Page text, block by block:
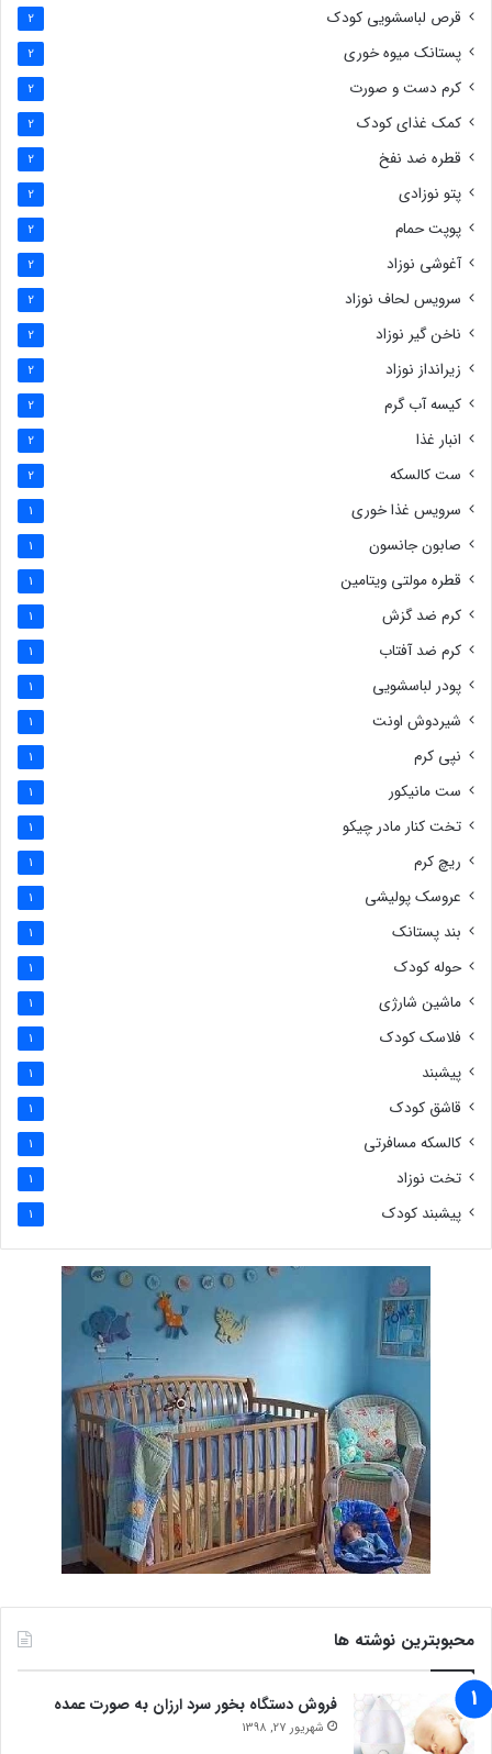
قرص لباسشویی کودک 2
پستانک میوه خوری 2
کرم دست و صورت 2
کمک غذای کودک 2
قطره ضد نفخ 2
پتو نوزادی 2
پوپت حمام 2
آغوشی نوزاد 2
سرویس لحاف نوزاد 2
ناخن گیر نوزاد 2
زیرانداز نوزاد 2
کیسه آب گرم 2
انبار غذا 2
ست کالسکه 2
سرویس غذا خوری 1
صابون جانسون 1
قطره مولتی ویتامین 1
کرم ضد گزش 1
کرم ضد آفتاب 1
پودر لباسشویی 1
شیردوش اونت 1
نپی کرم 1
ست مانیکور 1
تخت کنار مادر چیکو 1
ریچ کرم 1
عروسک پولیشی 1
بند پستانک 1
حوله کودک 1
ماشین شارژی 1
فلاسک کودک 1
پیشبند 1
قاشق کودک 1
کالسکه مسافرتی 1
تخت نوزاد 1
پیشبند کودک 1
محبوبترین نوشته ها
فروش دستگاه بخور سرد ارزان به صورت عمده
شهریور 27, 1398